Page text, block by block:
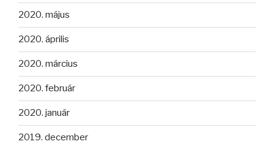
2020. május
2020. április
2020. március
2020. február
2020. január
2019. december